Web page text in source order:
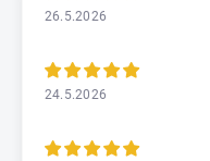
26.5.2026
24.5.2026